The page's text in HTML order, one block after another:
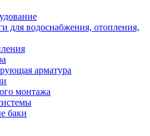
для водоснабжения, отопления,
арматура
монтажа
баки